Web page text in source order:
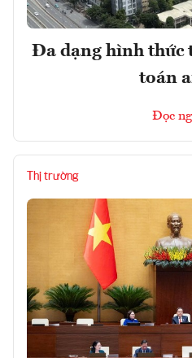
Đa dạng hình thức
toán
Đọc
Thị trường